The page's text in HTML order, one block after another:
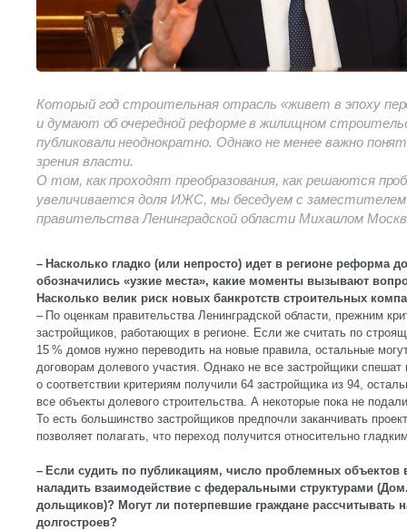
Который год строительная отрасль «живет в эпоху
и думают об очередной реформе в жилищном
публиковали неоднократно. Однако не менее важно
зрения власти.
О том, как проходят преобразования, как решаются
увеличивается доля ИЖС, мы беседуем с заместителем
правительства Ленинградской области Михаилом
– Насколько гладко (или непросто) идет в регионе реформа
обозначились «узкие места», какие моменты вызывают
Насколько велик риск новых банкротств строительных
– По оценкам правительства Ленинградской области, прежним
застройщиков, работающих в регионе. Если же считать по
15 % домов нужно переводить на новые правила, остальные
договорам долевого участия. Однако не все застройщики
о соответствии критериям получили 64 застройщика из 94,
все объекты долевого строительства. А некоторые пока не
То есть большинство застройщиков предпочли заканчивать
позволяет полагать, что переход получится относительно
– Если судить по публикациям, число проблемных объектов
наладить взаимодействие с федеральными структурами
дольщиков)? Могут ли потерпевшие граждане рассчитывать
долгостроев?